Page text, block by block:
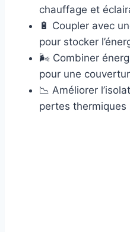
chauffage et
🔋 Coupler avec
pour stocker
🌬️ Combiner
pour une
📉 Améliorer
pertes thermiques